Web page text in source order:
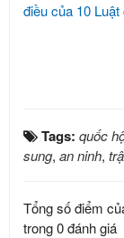
điều của 10
Tags: quốc
sung, an ninh,
Tổng số điểm
trong 0 đánh giá